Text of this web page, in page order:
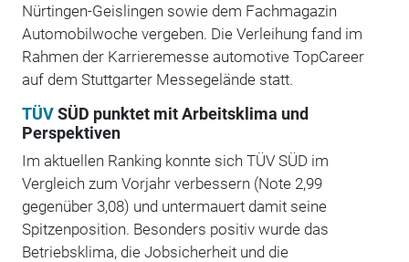
Nürtingen-Geislingen sowie dem Fachmagazin
Automobilwoche vergeben. Die Verleihung fand im
Rahmen der Karrieremesse automotive TopCareer
auf dem Stuttgarter Messegelände statt.
TÜVSÜD punktet mit Arbeitsklima und
Perspektiven
Im aktuellen Ranking konnte sich TÜV SÜD im
Vergleich zum Vorjahr verbessern (Note 2,99
gegenüber 3,08) und untermauert damit seine
Spitzenposition. Besonders positiv wurde das
Betriebsklima, die Jobsicherheit und die